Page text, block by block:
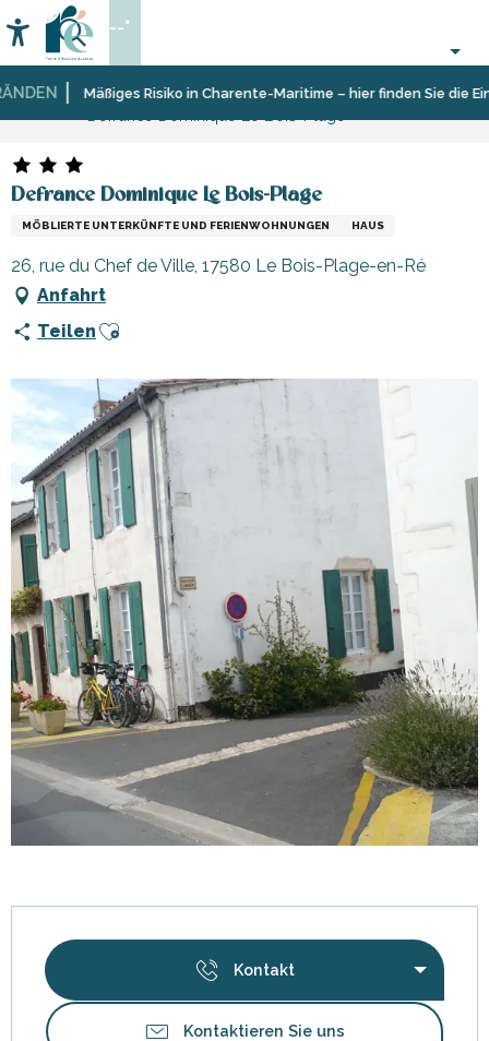
au
contenu
principal
Mäßiges Risiko in Charente-Maritime – hier finden Sie die
Accessibilité
Suche
--°
Startseite AufenthaltUnterkünfteFerienunterkünfte
Defrance Dominique Le Bois-Plage
MÖBLIERTE UNTERKÜNFTE UND FERIENWOHNUNGEN HAUS
26, rue du Chef de Ville, 17580 Le Bois-Plage-en-Ré
Anfahrt
Teilen Ajouter aux favoris
Kontakt
Kontaktieren Sie uns